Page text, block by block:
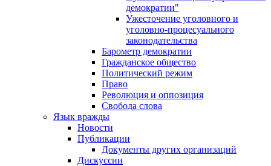
демократии"
Ужесточение уголовного и
уголовно-процесуального
законодательства
Барометр демократии
Гражданское общество
Политический режим
Право
Революция и оппозиция
Свобода слова
Язык вражды
Новости
Публикации
Документы других организаций
Дискуссии